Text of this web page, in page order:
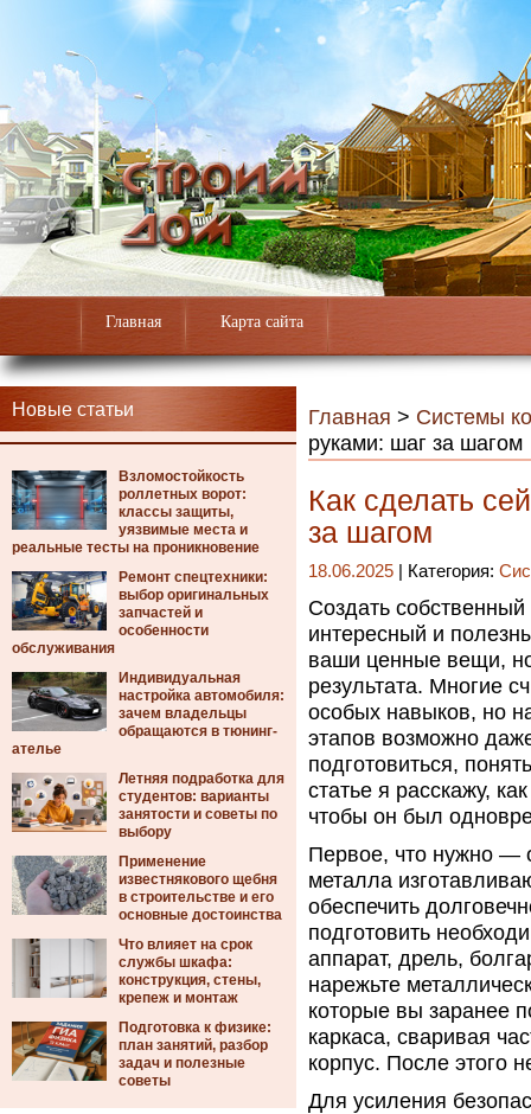
Главная Карта сайта
Новые статьи
Взломостойкость
роллетных ворот:
классы защиты,
уязвимые места и
реальные тесты на проникновение
Ремонт спецтехники:
выбор оригинальных
запчастей и
особенности
обслуживания
Индивидуальная
настройка автомобиля:
зачем владельцы
обращаются в тюнинг-
ателье
Летняя подработка для
студентов: варианты
занятости и советы по
выбору
Применение
известнякового щебня
в строительстве и его
основные достоинства
Что влияет на срок
службы шкафа:
конструкция, стены,
крепеж и монтаж
Подготовка к физике:
план занятий, разбор
задач и полезные
советы
Главная > Системы
руками: шаг за шагом
Как сделать
за шагом
18.06.2025 | Категория:
Создать
интересный и
ваши ценные вещи,
результата. Многие
особых навыков, но
этапов возможно
подготовиться,
статье я расскажу,
чтобы он был
Первое, что нужно —
металла
обеспечить
подготовить
аппарат, дрель,
нарежьте
которые вы заранее
каркаса, сваривая
корпус. После этого
Для усиления